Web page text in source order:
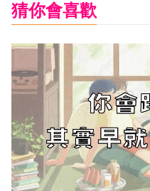
猜你會喜歡